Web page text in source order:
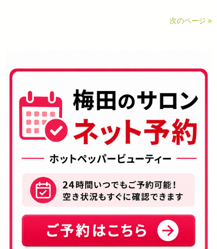
次のページ »